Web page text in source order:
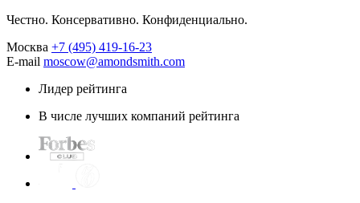
Честно. Консервативно. Конфиденциально.
Москва +7 (495) 419-16-23
E-mail moscow@amondsmith.com
Лидер рейтинга
В числе лучших компаний рейтинга